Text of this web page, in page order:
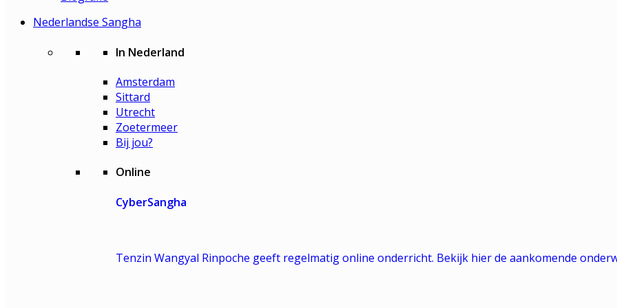
Nederlandse Sangha
In Nederland
Amsterdam
Sittard
Utrecht
Zoetermeer
Bij jou?
Online
CyberSangha
Tenzin Wangyal Rinpoche geeft regelmatig online onderricht. Bekijk hier de aankomende